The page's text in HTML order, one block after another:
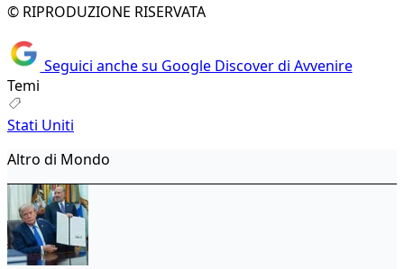
© RIPRODUZIONE RISERVATA
Seguici anche su Google Discover di Avvenire
Temi
Stati Uniti
Altro di Mondo